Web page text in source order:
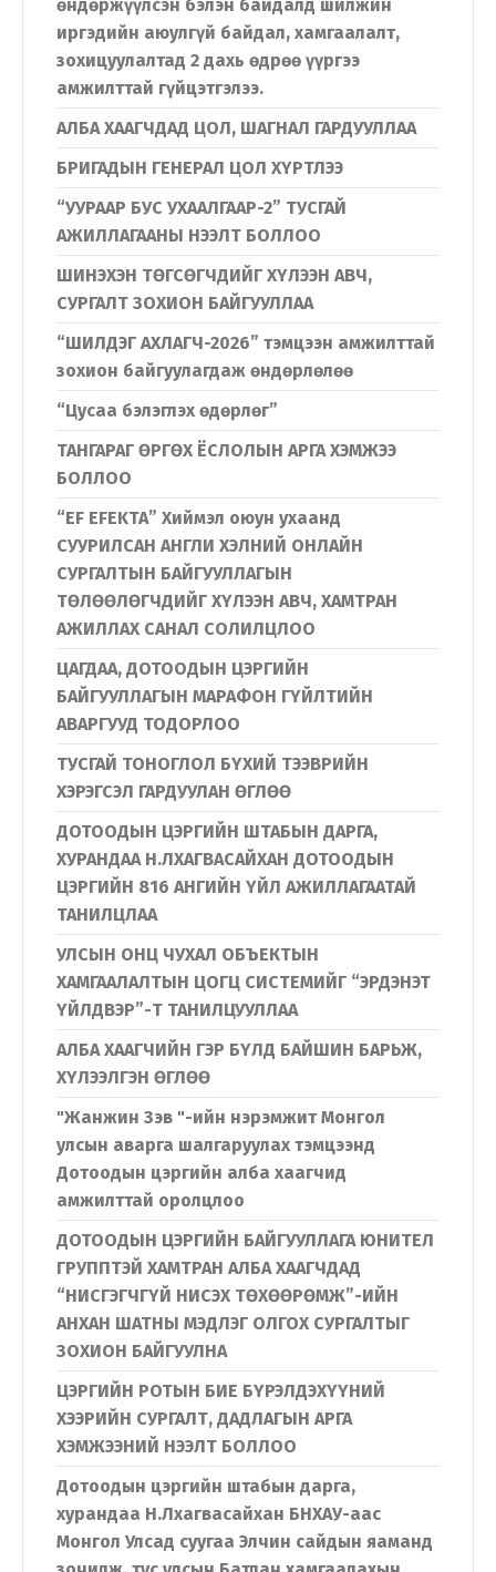
өндөржүүлсэн бэлэн байдалд шилжин
иргэдийн аюулгүй байдал, хамгаалалт,
зохицуулалтад 2 дахь өдрөө үүргээ
амжилттай гүйцэтгэлээ.
АЛБА ХААГЧДАД ЦОЛ, ШАГНАЛ ГАРДУУЛЛАА
БРИГАДЫН ГЕНЕРАЛ ЦОЛ ХҮРТЛЭЭ
“УУРААР БУС УХААЛГААР-2” ТУСГАЙ
АЖИЛЛАГААНЫ НЭЭЛТ БОЛЛОО
ШИНЭХЭН ТӨГСӨГЧДИЙГ ХҮЛЭЭН АВЧ,
СУРГАЛТ ЗОХИОН БАЙГУУЛЛАА
“ШИЛДЭГ АХЛАГЧ-2026” тэмцээн амжилттай
зохион байгуулагдаж өндөрлөлөө
“Цусаа бэлэглэх өдөрлөг”
ТАНГАРАГ ӨРГӨХ ЁСЛОЛЫН АРГА ХЭМЖЭЭ
БОЛЛОО
“EF EFEKTA” Хиймэл оюун ухаанд
СУУРИЛСАН АНГЛИ ХЭЛНИЙ ОНЛАЙН
СУРГАЛТЫН БАЙГУУЛЛАГЫН
ТӨЛӨӨЛӨГЧДИЙГ ХҮЛЭЭН АВЧ, ХАМТРАН
АЖИЛЛАХ САНАЛ СОЛИЛЦЛОО
ЦАГДАА, ДОТООДЫН ЦЭРГИЙН
БАЙГУУЛЛАГЫН МАРАФОН ГҮЙЛТИЙН
АВАРГУУД ТОДОРЛОО
ТУСГАЙ ТОНОГЛОЛ БҮХИЙ ТЭЭВРИЙН
ХЭРЭГСЭЛ ГАРДУУЛАН ӨГЛӨӨ
ДОТООДЫН ЦЭРГИЙН ШТАБЫН ДАРГА,
ХУРАНДАА Н.ЛХАГВАСАЙХАН ДОТООДЫН
ЦЭРГИЙН 816 АНГИЙН ҮЙЛ АЖИЛЛАГААТАЙ
ТАНИЛЦЛАА
УЛСЫН ОНЦ ЧУХАЛ ОБЪЕКТЫН
ХАМГААЛАЛТЫН ЦОГЦ СИСТЕМИЙГ “ЭРДЭНЭТ
ҮЙЛДВЭР”-Т ТАНИЛЦУУЛЛАА
АЛБА ХААГЧИЙН ГЭР БҮЛД БАЙШИН БАРЬЖ,
ХҮЛЭЭЛГЭН ӨГЛӨӨ
"Жанжин Зэв "-ийн нэрэмжит Монгол
улсын аварга шалгаруулах тэмцээнд
Дотоодын цэргийн алба хаагчид
амжилттай оролцлоо
ДОТООДЫН ЦЭРГИЙН БАЙГУУЛЛАГА ЮНИТЕЛ
ГРУППТЭЙ ХАМТРАН АЛБА ХААГЧДАД
“НИСГЭГЧГҮЙ НИСЭХ ТӨХӨӨРӨМЖ”-ИЙН
АНХАН ШАТНЫ МЭДЛЭГ ОЛГОХ СУРГАЛТЫГ
ЗОХИОН БАЙГУУЛНА
ЦЭРГИЙН РОТЫН БИЕ БҮРЭЛДЭХҮҮНИЙ
ХЭЭРИЙН СУРГАЛТ, ДАДЛАГЫН АРГА
ХЭМЖЭЭНИЙ НЭЭЛТ БОЛЛОО
Дотоодын цэргийн штабын дарга,
хурандаа Н.Лхагвасайхан БНХАУ-аас
Монгол Улсад суугаа Элчин сайдын яаманд
Хэл солих
Монгол